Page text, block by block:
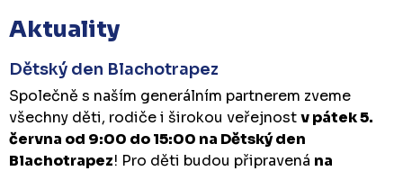
Aktuality
Dětský den Blachotrapez
Společně s naším generálním partnerem zveme
všechny děti, rodiče i širokou veřejnostv pátek 5.
června od 9:00 do 15:00 na Dětský den
Blachotrapez! Pro děti budou připravená na